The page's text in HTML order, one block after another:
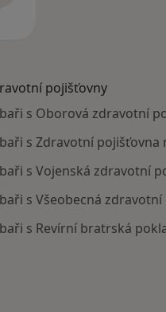
pojišťovny
s Oborová zdravotní
s Zdravotní pojišťovna
s Vojenská zdravotní
s Všeobecná
s Revírní bratrská